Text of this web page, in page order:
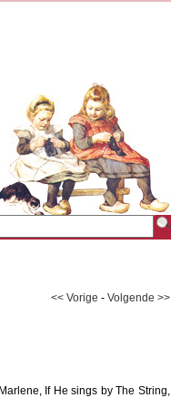
<< Vorige - Volgende >>
If He sings by The String,